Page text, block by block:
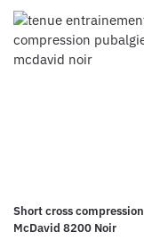
Short cross compression
McDavid 8200 Noir